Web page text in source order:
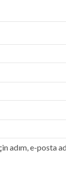
adım, e-posta